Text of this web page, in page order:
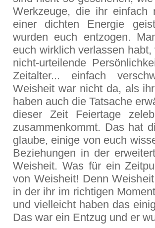
Werkzeuge, die ihr
einer dichten Energie
wurden euch entzogen.
euch wirklich verlassen
nicht-urteilende
Zeitalter... einfach
Weisheit war nicht da, als
haben auch die Tatsache
dieser Zeit Feiertage
zusammenkommt. Das hat
glaube, einige von euch
Beziehungen in der
Weisheit. Was für ein
von Weisheit! Denn
in der ihr im richtigen
und vielleicht haben das
Das war ein Entzug und er